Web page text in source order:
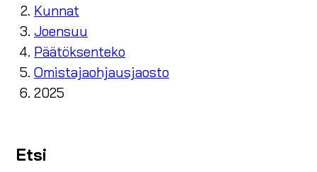
Kunnat
Joensuu
Päätöksenteko
Omistajaohjausjaosto
2025
Etsi